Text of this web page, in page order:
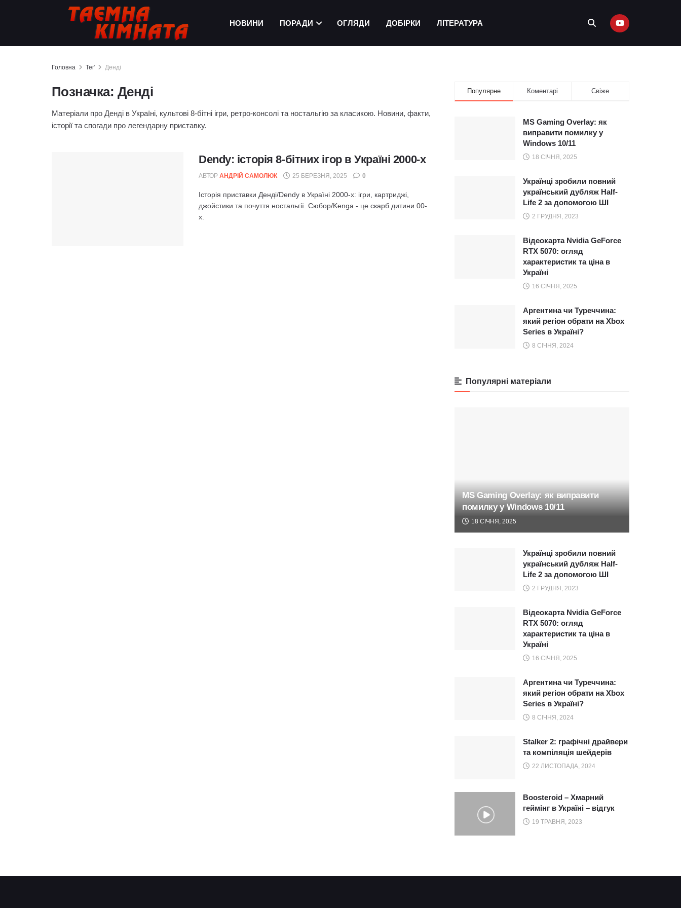
НОВИНИ ПОРАДИ ОГЛЯДИ ДОБІРКИ ЛІТЕРАТУРА
Головна Теґ Денді
Позначка: Денді
Матеріали про Денді в Україні, культові 8-бітні ігри, ретро-консолі та ностальгію за класикою. Новини, факти,
історії та спогади про легендарну приставку.
Dendy: історія 8-бітних ігор в Україні 2000-х
АВТОР АНДРІЙ САМОЛЮК 25 БЕРЕЗНЯ, 2025 0
Історія приставки Денді/Dendy в Україні 2000-х: ігри, картриджі,
джойстики та почуття ностальгії. Сюбор/Kenga - це скарб дитини 00-
х.
Популярне Коментарі Свіже
MS Gaming Overlay: як
виправити помилку у
Windows 10/11
18 СІЧНЯ, 2025
Українці зробили повний
український дубляж Half-
Life 2 за допомогою ШІ
2 ГРУДНЯ, 2023
Відеокарта Nvidia GeForce
RTX 5070: огляд
характеристик та ціна в
Україні
16 СІЧНЯ, 2025
Аргентина чи Туреччина:
який регіон обрати на Xbox
Series в Україні?
8 СІЧНЯ, 2024
Популярні матеріали
MS Gaming Overlay: як виправити
помилку у Windows 10/11
18 СІЧНЯ, 2025
Українці зробили повний
український дубляж Half-
Life 2 за допомогою ШІ
2 ГРУДНЯ, 2023
Відеокарта Nvidia GeForce
RTX 5070: огляд
характеристик та ціна в
Україні
16 СІЧНЯ, 2025
Аргентина чи Туреччина:
який регіон обрати на Xbox
Series в Україні?
8 СІЧНЯ, 2024
Stalker 2: графічні драйвери
та компіляція шейдерів
22 ЛИСТОПАДА, 2024
Boosteroid – Хмарний
геймінг в Україні – відгук
19 ТРАВНЯ, 2023